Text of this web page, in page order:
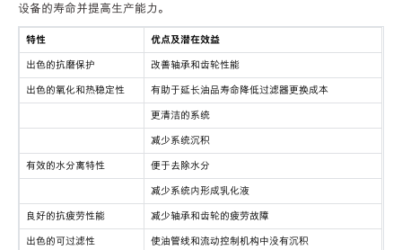
设备的寿命并提高生产能力。
特性 优点及潜在效益
出色的抗磨保护 改善轴承和齿轮性能
出色的氧化和热稳定性 有助于延长油品寿命降低过滤器更换成本
更清洁的系统
减少系统沉积
有效的水分离特性 便于去除水分
减少系统内形成乳化液
良好的抗疲劳性能 减少轴承和齿轮的疲劳故障
出色的可过滤性 使油管线和流动控制机构中没有沉积